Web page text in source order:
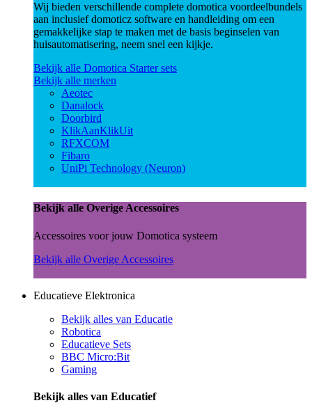
Wij bieden verschillende complete domotica voordeelbundels
aan inclusief domoticz software en handleiding om een
gemakkelijke stap te maken met de basis beginselen van
huisautomatisering, neem snel een kijkje.
Bekijk alle Domotica Starter sets
Bekijk alle merken
Aeotec
Danalock
Doorbird
KlikAanKlikUit
RFXCOM
Fibaro
UniPi Technology (Neuron)
Bekijk alle Overige Accessoires
Accessoires voor jouw Domotica systeem
Bekijk alle Overige Accessoires
Educatieve Elektronica
Bekijk alles van Educatie
Robotica
Educatieve Sets
BBC Micro:Bit
Gaming
Bekijk alles van Educatief